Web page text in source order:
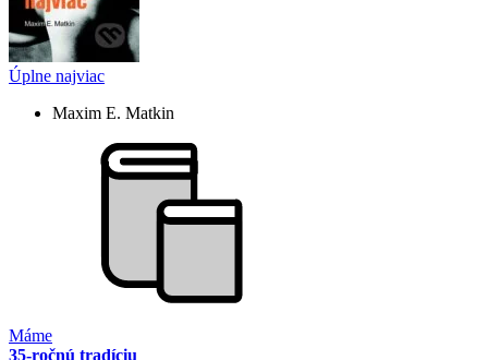
Úplne najviac
Maxim E. Matkin
Máme
35-ročnú tradíciu